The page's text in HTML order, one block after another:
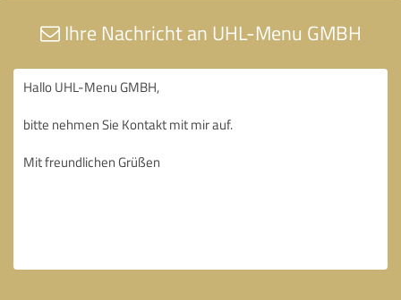
Ihre Nachricht an UHL-Menu GMBH